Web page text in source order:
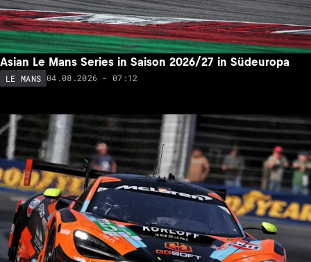
Asian Le Mans Series in Saison 2026/27 in Südeuropa
LE MANS 04.08.2026 - 07:12